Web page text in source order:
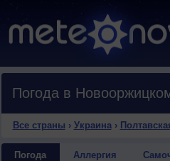
Погода в
Все страны › Украина›
Погода Аллергия